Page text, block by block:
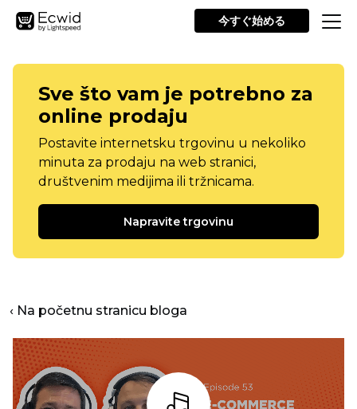
今すぐ始める
Sve što vam je potrebno za
online prodaju
Postavite internetsku trgovinu u nekoliko
minuta za prodaju na web stranici,
društvenim medijima ili tržnicama.
Napravite trgovinu
‹ Na početnu stranicu bloga